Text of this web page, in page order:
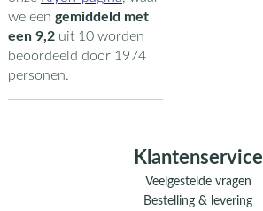
we een gemiddeld met
een 9,2uit 10worden
beoordeeld door 1974
personen.
Klantenservice
Veelgestelde vragen
Bestelling & levering